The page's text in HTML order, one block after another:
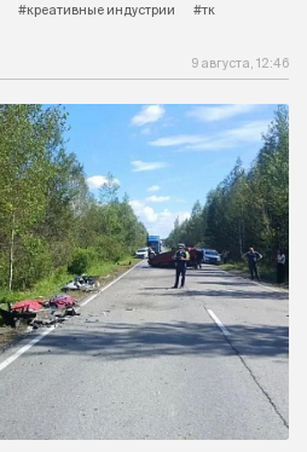
#креативные индустрии #тк
9 августа, 12:46